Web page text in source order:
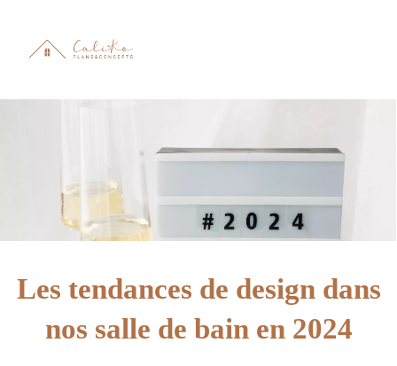
Les tendances de design dans
nos salle de bain en 2024